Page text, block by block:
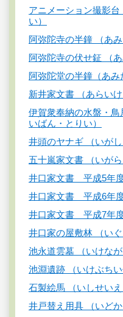
アニメーション撮影
い）
阿弥陀寺の半鐘 （あ
阿弥陀寺の伏せ鉦 （
阿弥陀堂の半鐘（あみ
新井家文書 （あらいけ
伊賀衆奉納の水盤・
いばん・とりい）
井頭のヤナギ （いがし
五十嵐家文書 （いがら
井口家文書 平成5年
井口家文書 平成6年
井口家文書 平成7年
井口家の屋敷林 （い
池永道雲墓 （いけなが
池淵遺跡 （いけぶちい
石製絵馬 （いしせいえ
井戸替え用具 （いどか